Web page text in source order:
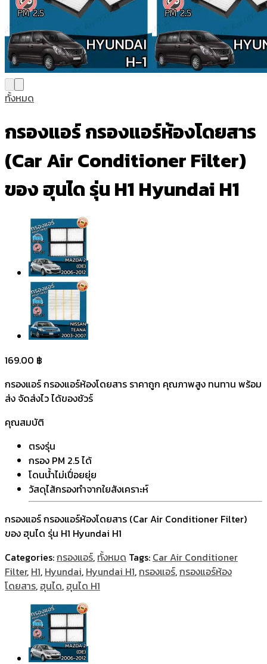
ทั้งหมด
กรองแอร์ กรองแอร์ห้องโดยสาร
(Car Air Conditioner Filter)
ของ ฮุนได รุ่น H1 Hyundai H1
169.00 ฿
กรองแอร์ กรองแอร์ห้องโดยสาร ราคาถูก คุณภาพสูง ทนทาน พร้อม
ส่ง จัดส่งไว ได้ของชัวร์
คุณสมบัติ
ตรงรุ่น
กรอง PM 2.5 ได้
โดนน้ำไม่เปื่อยยุ่ย
วัสดุไส้กรองทำจากใยสังเคราะห์
กรองแอร์ กรองแอร์ห้องโดยสาร (Car Air Conditioner Filter)
ของ ฮุนได รุ่น H1 Hyundai H1
Categories:กรองแอร์, ทั้งหมด Tags: Car Air Conditioner
Filter, H1, Hyundai, Hyundai H1,กรองแอร์,กรองแอร์ห้อง
โดยสาร, ฮุนได, ฮุนได H1